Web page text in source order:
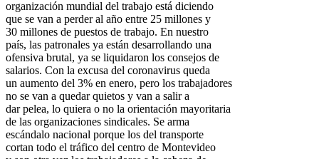
organización mundial del trabajo está diciendo
que se van a perder al año entre 25 millones y
30 millones de puestos de trabajo. En nuestro
país, las patronales ya están desarrollando una
ofensiva brutal, ya se liquidaron los consejos de
salarios. Con la excusa del coronavirus queda
un aumento del 3% en enero, pero los trabajadores
no se van a quedar quietos y van a salir a
dar pelea, lo quiera o no la orientación mayoritaria
de las organizaciones sindicales. Se arma
escándalo nacional porque los del transporte
cortan todo el tráfico del centro de Montevideo